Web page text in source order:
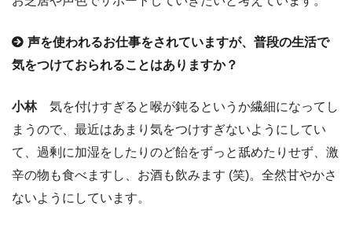
声を使われるお仕事をされていますが、普段の生活で
気をつけておられることはありますか？
小林気を付けすぎると喉が鈍るというか繊細になってし
まうので、最近はあまり気をつけすぎないようにしてい
て、過剰に加湿をしたりのど飴をずっと舐めたりせず、激
辛の物も食べますし、お酒も飲みます (笑)。全然甘やかさ
ないようにしています。